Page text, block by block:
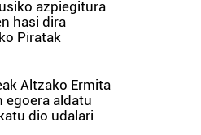
azpiegitura
hasi dira
Piratak
Altzako Ermita
egoera aldatu
dio udalari